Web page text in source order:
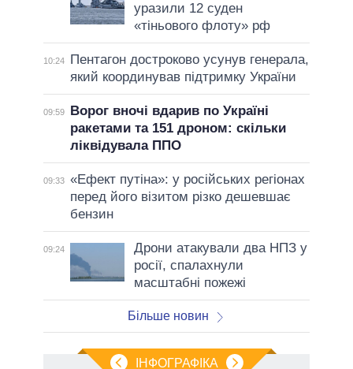
уразили 12 суден
«тіньового флоту» рф
10:24
Пентагон достроково усунув генерала,
який координував підтримку України
09:59
Ворог вночі вдарив по Україні
ракетами та 151 дроном: скільки
ліквідувала ППО
09:33 «Ефект путіна»: у російських регіонах
перед його візитом різко дешевшає
бензин
09:24
Дрони атакували два НПЗ у
росії, спалахнули
масштабні пожежі
Більше новин
ІНФОГРАФІКА